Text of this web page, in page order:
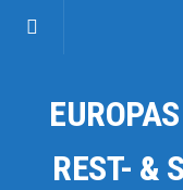
Kategorien
Auto & Motorrad
REST- &